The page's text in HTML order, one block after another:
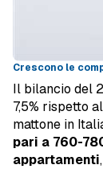
Crescono le
Il bilancio del
7,5% rispetto
mattone in
pari a 760-
appartamenti